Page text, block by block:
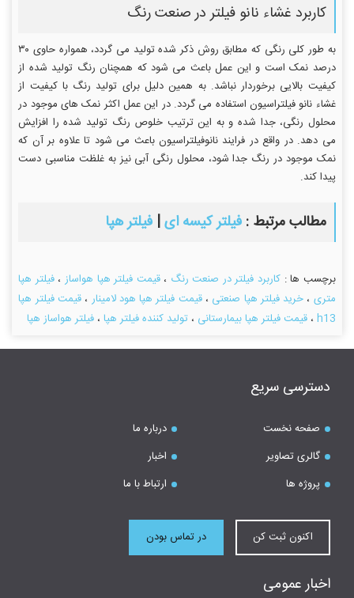
کاربرد غشاء نانو فیلتر در صنعت رنگ
به طور کلی رنگی که مطابق روش ذکر شده تولید می گردد، همواره حاوی ۳۰
درصد نمک است و این عمل باعث می شود که همچنان رنگ تولید شده از
کیفیت بالایی برخوردار نباشد. به همین دلیل برای تولید رنگ با کیفیت از
غشاء نانو فیلتراسیون استفاده می گردد. در این عمل اکثر نمک های موجود در
محلول رنگی، جدا شده و به این ترتیب خلوص رنگ تولید شده را افزایش
می دهد. در واقع در فرایند نانوفیلتراسیون باعث می شود تا علاوه بر آن که
نمک موجود در رنگ جدا شود، محلول رنگی آبی نیز به غلظت مناسبی دست
پیدا کند.
مطالب مرتبط :فیلتر کیسه ای|فیلتر هپا
برچسب ها : کاربرد فیلتر در صنعت رنگ ،قیمت فیلتر هپا هواساز،فیلتر هپا
متری ، خرید فیلتر هپا صنعتی ،قیمت فیلتر هپا هود لامینار ،قیمت فیلتر هپا
h13 ،قیمت فیلتر هپا بیمارستانی ، تولید کننده فیلتر هپا ،فیلتر هواساز هپا
دسترسی سریع
صفحه نخست
درباره ما
گالری تصاویر
اخبار
پروژه ها
ارتباط با ما
اکنون ثبت کن در تماس بودن
اخبار عمومی